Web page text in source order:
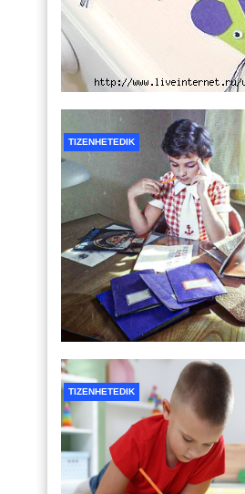
TIZENHETEDIK
TIZENHETEDIK